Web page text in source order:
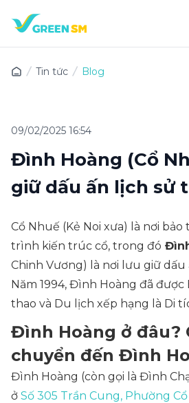
Tin tức Blog
09/02/2025 16:54
Đình Hoàng (Cổ
giữ dấu ấn lịch sử
Cổ Nhuế (Kẻ Noi xưa) là nơi
trình kiến trúc cổ, trong đó
Chinh Vương) là nơi lưu giữ dấu
Năm 1994, Đình Hoàng đã được
thao và Du lịch xếp hạng là Di
Đình Hoàng ở đâu?
chuyển đến Đình
Đình Hoàng (còn gọi là Đình
ở Số 305 Trần Cung, Phường